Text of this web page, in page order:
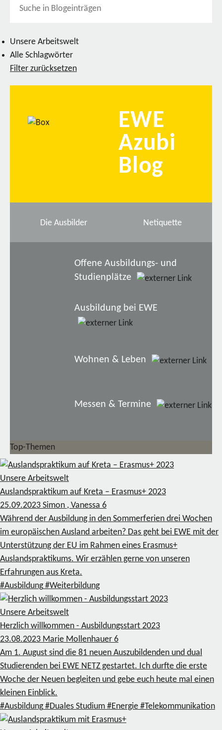
Unsere Arbeitswelt
Alle Schlagwörter
Filter zurücksetzen
EWE
Azubi
Blog
Die Ausbilder Netiquette
Offene Ausbildungs- und
Studienplätze
Ausbildung bei EWE
Wohnen & Leben
Messen & Termine
Top-Themen
Unsere Arbeitswelt
Auslandspraktikum auf Kreta – Erasmus+ 2023
25.09.2023 Simon , Vanessa 6
Während der Ausbildung in den Sommerferien drei Wochen
im europäischen Ausland arbeiten? Das geht bei EWE mit der
Unterstützung der EU im Rahmen eines Erasmus+
Auslandspraktikums. Wir erzählen gerne von unseren
Erfahrungen aus Kreta.
#Ausbildung #Weiterbildung
Unsere Arbeitswelt
Herzlich willkommen - Ausbildungsstart 2023
23.08.2023 Marie Mollenhauer 6
Am 1. August sind die 81 neuen Auszubildenden und dual
Studierenden bei EWE NETZ gestartet. Ich durfte die erste
Woche der Neuen begleiten und gebe euch heute mal einen
kleinen Einblick.
#Ausbildung #Duales Studium #Energie #Telekommunikation